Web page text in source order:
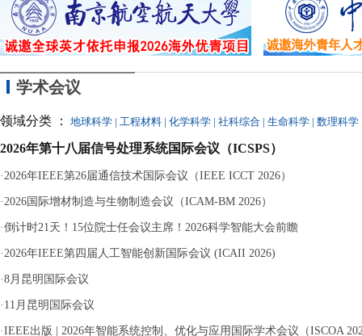
议
离
分钟等十余次“
严重违纪、单方
学术会议
领域分类 ： 地球科学 | 工程材料 | 化学科学 | 社科综合 | 生命科学 | 数理科学
2026年第十八届信号处理系统国际会议（ICSPS）
·2026年IEEE第26届通信技术国际会议（IEEE ICCT 2026）
·2026国际增材制造与生物制造会议（ICAM-BM 2026）
·倒计时21天！15位院士任会议主席！2026科学智能大会前瞻
·2026年IEEE第四届人工智能创新国际会议 (ICAII 2026)
·8月昆明国际会议
· 11月昆明国际会议
·IEEE出版 | 2026年智能系统控制、优化与应用国际学术会议（ISCOA